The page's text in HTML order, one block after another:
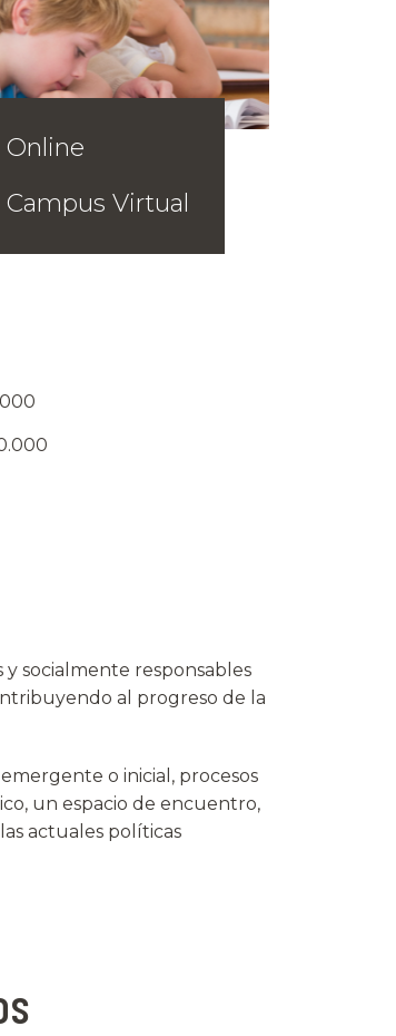
Online
Campus Virtual
socialmente responsables
al progreso de la
o inicial, procesos
un espacio de encuentro,
actuales políticas